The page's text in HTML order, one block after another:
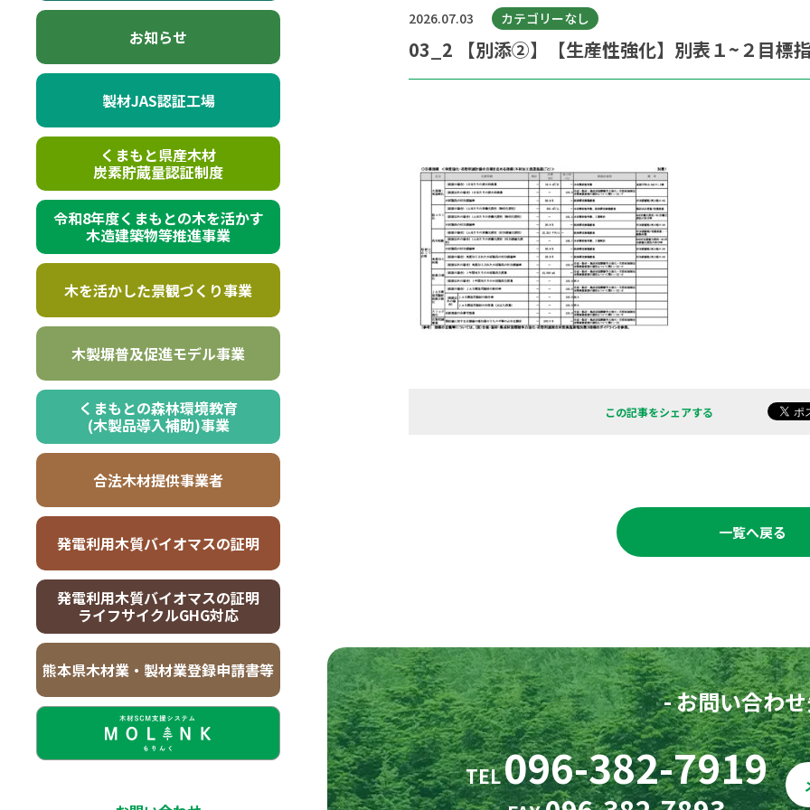
お知らせ
製材JAS認証工場
くまもと県産木材
炭素貯蔵量認証制度
令和8年度くまもとの木を活かす
木造建築物等推進事業
木を活かした景観づくり事業
木製塀普及促進モデル事業
くまもとの森林環境教育
(木製品導入補助)事業
合法木材提供事業者
発電利用木質バイオマスの証明
発電利用木質バイオマスの証明
ライフサイクルGHG対応
熊本県木材業・製材業登録申請書等
2026.07.03 カテゴリーなし
03_2 【別添②】【生産性強化】別表１~２目標
この記事をシェアする
一覧へ戻る
- お問い合わ
TEL096-382-7919